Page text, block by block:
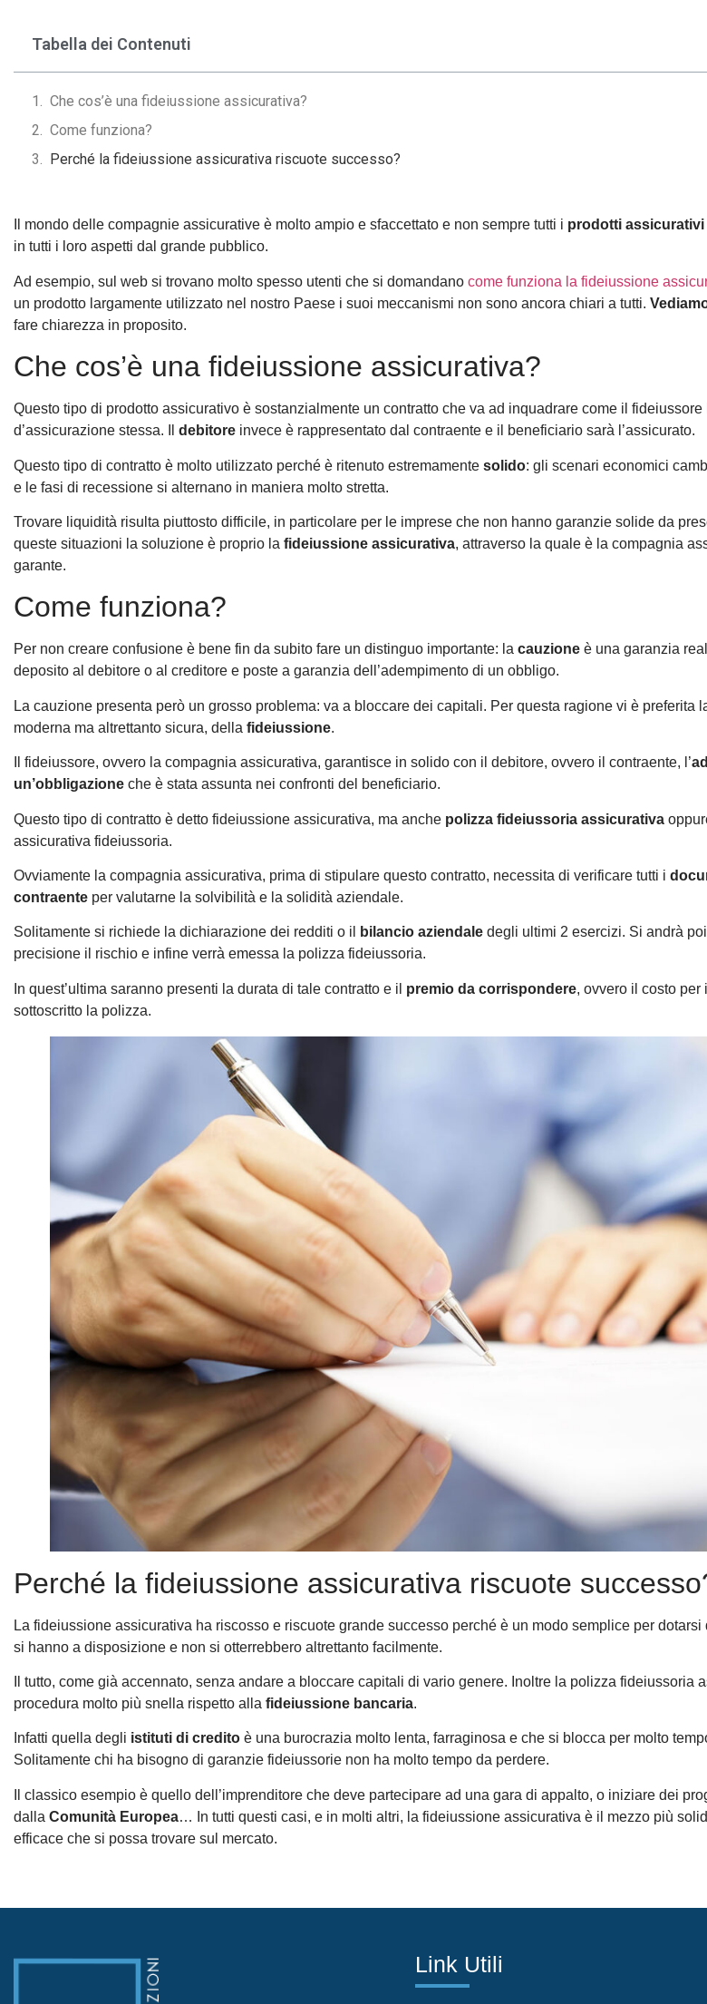
Tabella dei Contenuti
Che cos’è una fideiussione assicurativa?
Come funziona?
Perché la fideiussione assicurativa riscuote successo?
Il mondo delle compagnie assicurative è molto ampio e sfaccettato e non sempre tutti i prodotti assicurativi
in tutti i loro aspetti dal grande pubblico.
Ad esempio, sul web si trovano molto spesso utenti che si domandano come funziona la fideiussione
un prodotto largamente utilizzato nel nostro Paese i suoi meccanismi non sono ancora chiari a tutti.
fare chiarezza in proposito.
Che cos’è una fideiussione assicurativa?
Questo tipo di prodotto assicurativo è sostanzialmente un contratto che va ad inquadrare come il fideiussore
d’assicurazione stessa. Il debitore invece è rappresentato dal contraente e il beneficiario sarà l’assicurato.
Questo tipo di contratto è molto utilizzato perché è ritenuto estremamente solido: gli scenari economici
e le fasi di recessione si alternano in maniera molto stretta.
Trovare liquidità risulta piuttosto difficile, in particolare per le imprese che non hanno garanzie solide da
queste situazioni la soluzione è proprio la fideiussione assicurativa, attraverso la quale è la compagnia
garante.
Come funziona?
Per non creare confusione è bene fin da subito fare un distinguo importante: la cauzione è una garanzia
deposito al debitore o al creditore e poste a garanzia dell’adempimento di un obbligo.
La cauzione presenta però un grosso problema: va a bloccare dei capitali. Per questa ragione vi è preferita
moderna ma altrettanto sicura, della fideiussione.
Il fideiussore, ovvero la compagnia assicurativa, garantisce in solido con il debitore, ovvero il contraente, l’
un’obbligazione che è stata assunta nei confronti del beneficiario.
Questo tipo di contratto è detto fideiussione assicurativa, ma anche polizza fideiussoria assicurativa
assicurativa fideiussoria.
Ovviamente la compagnia assicurativa, prima di stipulare questo contratto, necessita di verificare tutti i
contraente per valutarne la solvibilità e la solidità aziendale.
Solitamente si richiede la dichiarazione dei redditi o il bilancio aziendale degli ultimi 2 esercizi. Si andrà
precisione il rischio e infine verrà emessa la polizza fideiussoria.
In quest’ultima saranno presenti la durata di tale contratto e il premio da corrispondere, ovvero il costo per
sottoscritto la polizza.
Perché la fideiussione assicurativa riscuote
La fideiussione assicurativa ha riscosso e riscuote grande successo perché è un modo semplice per dotarsi
si hanno a disposizione e non si otterrebbero altrettanto facilmente.
Il tutto, come già accennato, senza andare a bloccare capitali di vario genere. Inoltre la polizza fideiussoria
procedura molto più snella rispetto alla fideiussione bancaria.
Infatti quella degli istituti di credito è una burocrazia molto lenta, farraginosa e che si blocca per molto
Solitamente chi ha bisogno di garanzie fideiussorie non ha molto tempo da perdere.
Il classico esempio è quello dell’imprenditore che deve partecipare ad una gara di appalto, o iniziare dei
dalla Comunità Europea… In tutti questi casi, e in molti altri, la fideiussione assicurativa è il mezzo più
efficace che si possa trovare sul mercato.
Link Utili